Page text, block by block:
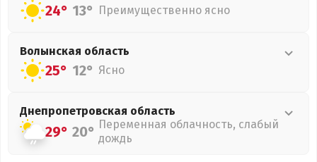
24° 13° Преимущественно ясно
Волынская область
25° 12° Ясно
Днепропетровская область
29° 20° Переменная облачность, слабый
дождь